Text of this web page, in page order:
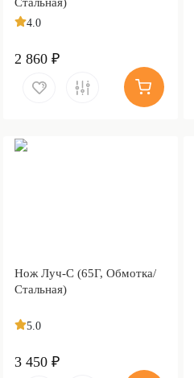
4.0
2 860 ₽
Нож Луч-С (65Г, Обмотка/
Стальная)
5.0
3 450 ₽